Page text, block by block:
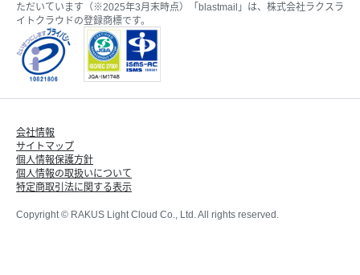
ただいています（※2025年3月末時点）「blastmail」は、株式会社ラクスラ
イトクラウドの登録商標です。
会社情報
サイトマップ
個人情報保護方針
個人情報の取扱いについて
特定商取引法に関する表示
Copyright © RAKUS Light Cloud Co., Ltd. All rights reserved.